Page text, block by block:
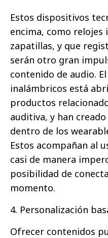
Estos dispositivos
encima, como
zapatillas, y que
serán otro gran
contenido de audio.
inalámbricos está
productos
auditiva, y han
dentro de los
Estos acompañan al
casi de manera
posibilidad de
momento.
4. Personalización
Ofrecer contenidos